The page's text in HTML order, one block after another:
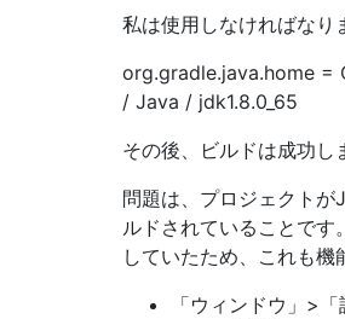
私は使用しなければなり
org.gradle.java.home =
/ Java / jdk1.8.0_65
その後、ビルドは成功し
問題は、プロジェクトが
ルドされていることです
していたため、これも機
「ウィンドウ」>